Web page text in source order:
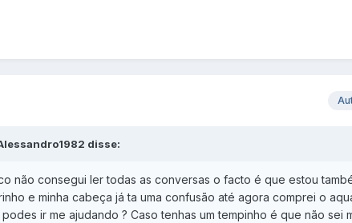
disse:
não consegui ler todas as conversas o facto é que estou
e minha cabeça já ta uma confusão até agora comprei o
ir me ajudando ? Caso tenhas um tempinho é que não sei